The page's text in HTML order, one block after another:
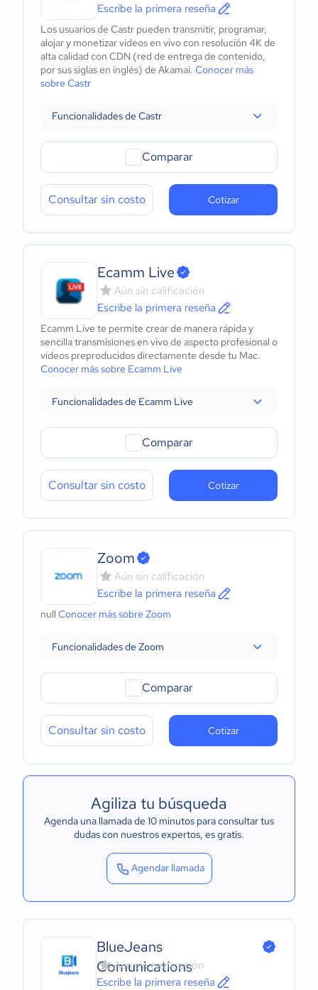
Escribe la primera reseña
Los usuarios de Castr pueden transmitir, programar,
alojar y monetizar videos en vivo con resolución 4K de
alta calidad con CDN (red de entrega de contenido,
por sus siglas en inglés) de Akamai. Conocer más
sobre Castr
Funcionalidades de Castr
Comparar
Consultar sin costo Cotizar
Ecamm Live
Aún sin calificación
Escribe la primera reseña
Ecamm Live te permite crear de manera rápida y
sencilla transmisiones en vivo de aspecto profesional o
videos preproducidos directamente desde tu Mac.
Conocer más sobre Ecamm Live
Funcionalidades de Ecamm Live
Comparar
Consultar sin costo Cotizar
Zoom
Aún sin calificación
Escribe la primera reseña
null Conocer más sobre Zoom
Funcionalidades de Zoom
Comparar
Consultar sin costo Cotizar
Agiliza tu búsqueda
Agenda una llamada de 10 minutos para consultar tus
dudas con nuestros expertos, es gratis.
Agendar llamada
BlueJeans
Comunications
Aún sin calificación
Escribe la primera reseña